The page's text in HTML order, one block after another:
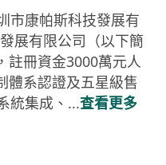
市康帕斯科技發展有
展有限公司（以下簡
註冊資金3000萬元人
體系認證及五星級售
統集成、...查看更多